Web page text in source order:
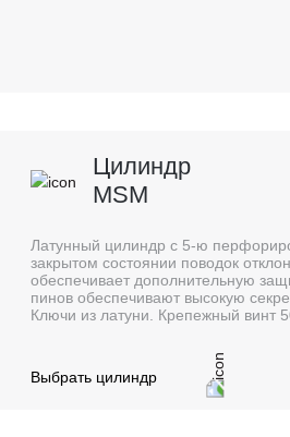
Цилиндр
MSM
Латунный цилиндр с 5-ю
закрытом состоянии поводок
обеспечивает дополнительную
пинов обеспечивают высокую
Ключи из латуни. Крепежный винт
Выбрать цилиндр